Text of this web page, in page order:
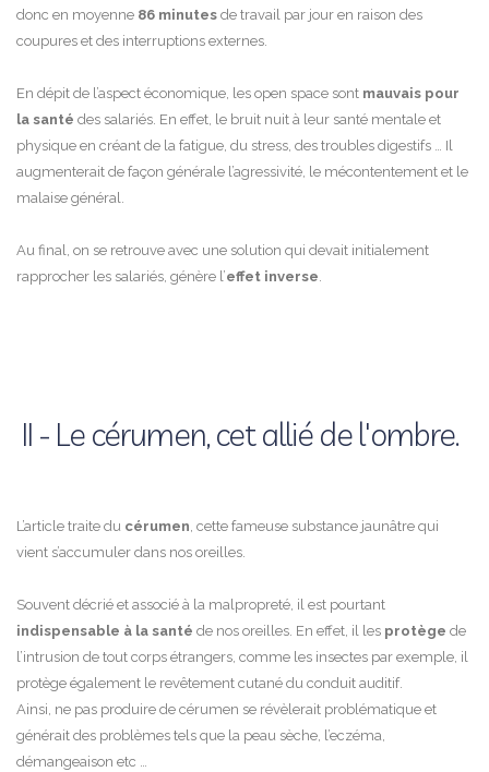
donc en moyenne 86 minutes de travail par jour en raison des
coupures et des interruptions externes.
En dépit de l’aspect économique, les open space sont mauvais pour
la santé des salariés. En effet, le bruit nuit à leur santé mentale et
physique en créant de la fatigue, du stress, des troubles digestifs … Il
augmenterait de façon générale l’agressivité, le mécontentement et le
malaise général.
Au final, on se retrouve avec une solution qui devait initialement
rapprocher les salariés, génère l’effet inverse.
II - Le cérumen, cet allié de l'ombre.
L’article traite du cérumen, cette fameuse substance jaunâtre qui
vient s’accumuler dans nos oreilles.
Souvent décrié et associé à la malpropreté, il est pourtant
indispensable à la santé de nos oreilles. En effet, il les protège de
l’intrusion de tout corps étrangers, comme les insectes par exemple, il
protège également le revêtement cutané du conduit auditif.
Ainsi, ne pas produire de cérumen se révèlerait problématique et
générait des problèmes tels que la peau sèche, l’eczéma,
démangeaison etc …